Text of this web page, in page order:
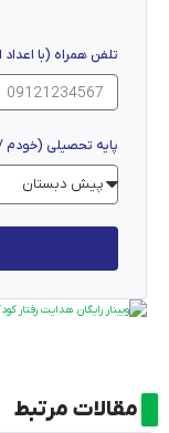
تلفن همراه (با
پایه تحصیلی (خودم
مقالات مرتبط